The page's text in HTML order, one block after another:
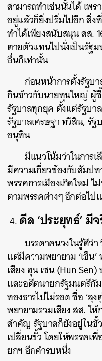
สามารถทำเช่นนั้นได้ เพร
อยู่แล้วก็ยิ่งปริ่มไปอีก สิ่
ทำได้เพียงสนับสนุน สส.
ตายตัวแทนไปนั่งเป็นรัฐม
อื่นก็เท่านั้น
ก่อนหน้าการตั้งรัฐบ
กินข้าวกับนายทุนใหญ่ ผู้
รัฐบาลทุกยุค ตั้งแต่รัฐบา
รัฐบาลเศรษฐา ทวีสิน, รั
อนุทิน
มีแนวโน้มว่าในการ
มีความเกี่ยวข้องกับสัมป
พรรคการเมืองเกิดใหม่ ไ
ตามพรรคต่างๆ อีกต่อไป
ดีล ‘ประยุทธ์’ มี
บรรดาคนวงในรู้ดีว่า
แต่มีความพยายาม ‘เข็น
เสียง ฮุน เซน (Hun
และอดีตนายกรัฐมนตรีกั
ทองธารไปไม่รอด ชื่อ ‘ลุ
พยายามรวมเสียง สส. ใ
สำคัญ รัฐบาลก็ยังอยู่ในขั้
เปลี่ยนขั้ว โดยให้พรรคเพื่
ยกฯ อีกคำรบหนึ่ง
ค้นหา